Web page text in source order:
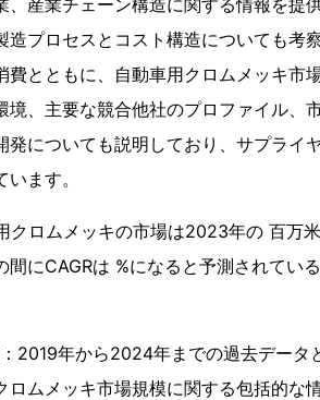
産業チェーン構造に関する情報を提
プロセスとコスト構造についても考
とともに、自動車用クロムメッキ市
、主要な競合他社のプロファイル、
についても説明しており、サプライ
ます。
クロムメッキの市場は2023年の 百万
にCAGRは %になると予測されている
：2019年から2024年までの過去デー
ムメッキ市場規模に関する包括的な